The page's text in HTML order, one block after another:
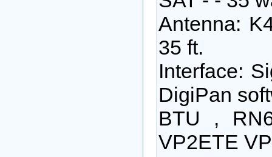
Antenna:
35 ft.
Interface:
DigiPan
BTU ,
VP2ETE